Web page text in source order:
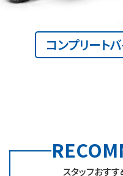
コンプリート
スタッフおす